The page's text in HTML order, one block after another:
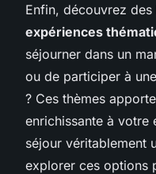
Enfin, découvrez des
expériences
séjourner dans un
ou de participer à
? Ces thèmes
enrichissante à votre
séjour véritablement
explorer ces options